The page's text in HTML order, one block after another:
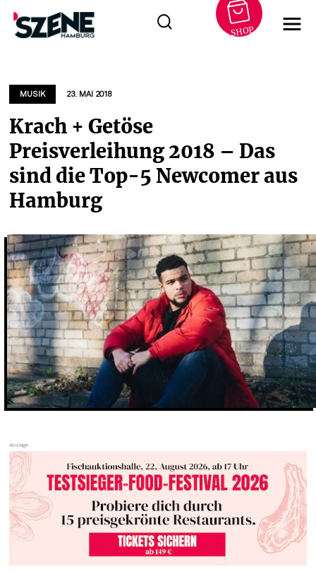
springen
SHOP
MUSIK 23. MAI 2018
Krach + Getöse
Preisverleihung 2018 – Das
sind die Top-5 Newcomer aus
Hamburg